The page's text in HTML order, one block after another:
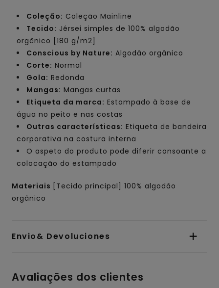
Coleção: Coleção Mainline
Tecido: Jérsei simples de 100% algodão
orgânico [180 g/m2]
Conscious by Nature: Algodão orgânico
Corte: Normal
Gola: Redonda
Mangas: Mangas curtas
Etiqueta da marca: Estampado à base de
água no peito e nas costas
Outras características: Etiqueta de bandeira
corporativa na costura interna
O aspeto do produto pode diferir consoante a
colocação do estampado
Materiais
[Tecido principal] 100% algodão
orgânico
Envio& Devoluciones
Avaliações dos clientes